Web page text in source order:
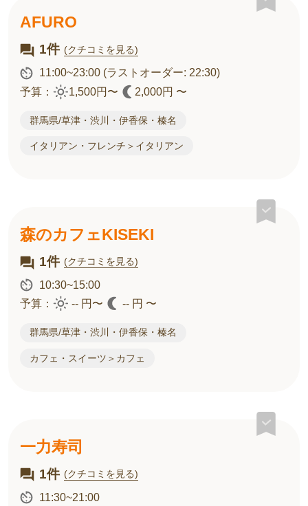
AFURO
1件 (クチコミを見る)
11:00~23:00 (ラストオーダー: 22:30)
予算：
1,500円〜 2,000円 〜
群馬県/草津・渋川・伊香保・榛名
イタリアン・フレンチ＞イタリアン
森のカフェKISEKI
1件 (クチコミを見る)
10:30~15:00
予算：
-- 円〜 -- 円 〜
群馬県/草津・渋川・伊香保・榛名
カフェ・スイーツ＞カフェ
一力寿司
1件 (クチコミを見る)
11:30~21:00